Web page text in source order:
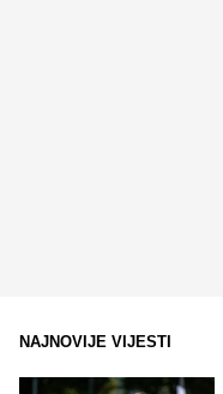
NAJNOVIJE VIJESTI